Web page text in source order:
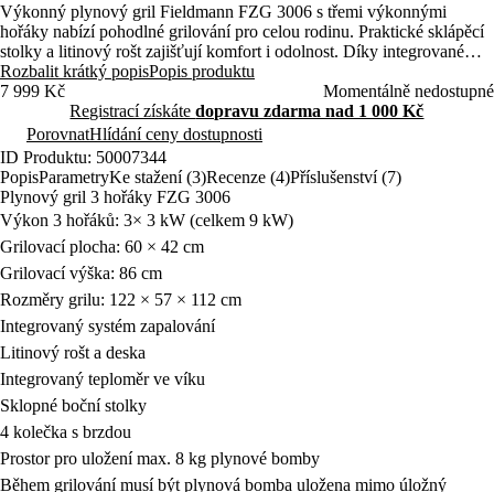
Výkonný plynový gril Fieldmann FZG 3006 s třemi výkonnými
hořáky nabízí pohodlné grilování pro celou rodinu. Praktické sklápěcí
stolky a litinový rošt zajišťují komfort i odolnost. Díky integrovanému
zapalování je připraven k použití během okamžiku.
Rozbalit krátký popisPopis produktu
7 999 Kč
Momentálně nedostupné
Registrací získátedopravu zdarma nad 1 000 Kč
PorovnatHlídání ceny dostupnosti
ID Produktu: 50007344
PopisParametryKe stažení (3)Recenze (4)Příslušenství (7)
Plynový gril 3 hořáky FZG 3006
Výkon 3 hořáků: 3× 3 kW (celkem 9 kW)
Grilovací plocha: 60 × 42 cm
Grilovací výška: 86 cm
Rozměry grilu: 122 × 57 × 112 cm
Integrovaný systém zapalování
Litinový rošt a deska
Integrovaný teploměr ve víku
Sklopné boční stolky
4 kolečka s brzdou
Prostor pro uloženímax. 8 kg plynové bomby
Během grilování musí být plynová bomba uložena mimo úložný